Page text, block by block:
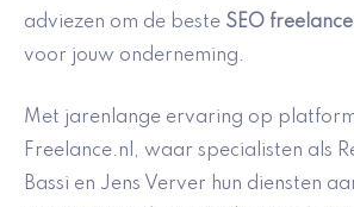
adviezen om de beste SEO
voor jouw onderneming.
Met jarenlange ervaring op
Freelance.nl, waar specialisten als
Bassi en Jens Verver hun diensten